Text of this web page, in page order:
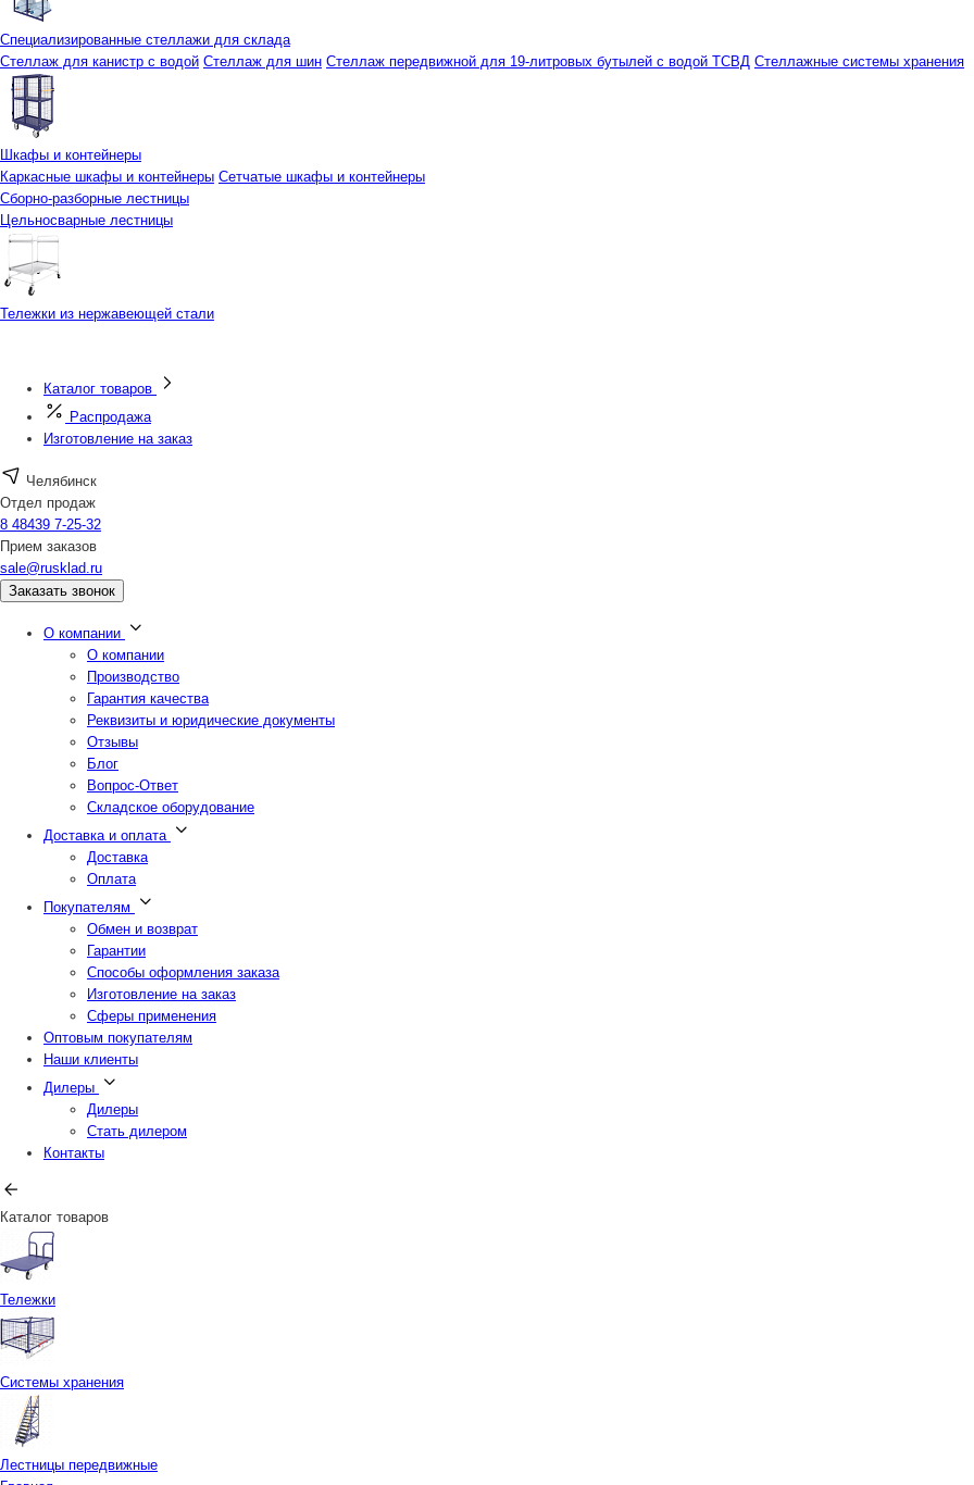
Специализированные стеллажи для склада
Стеллаж для канистр с водой Стеллаж для шин Стеллаж передвижной для 19-литровых бутылей с водой ТСВД Стеллажные системы хранения
Шкафы и контейнеры
Каркасные шкафы и контейнеры Сетчатые шкафы и контейнеры
Сборно-разборные лестницы
Цельносварные лестницы
Тележки из нержавеющей стали
Каталог товаров
Распродажа
Изготовление на заказ
Челябинск
Отдел продаж
8 48439 7-25-32
Прием заказов
sale@rusklad.ru
Заказать звонок
О компании
О компании
Производство
Гарантия качества
Реквизиты и юридические документы
Отзывы
Блог
Вопрос-Ответ
Складское оборудование
Доставка и оплата
Доставка
Оплата
Покупателям
Обмен и возврат
Гарантии
Способы оформления заказа
Изготовление на заказ
Сферы применения
Оптовым покупателям
Наши клиенты
Дилеры
Дилеры
Стать дилером
Контакты
Каталог товаров
Тележки
Системы хранения
Лестницы передвижные